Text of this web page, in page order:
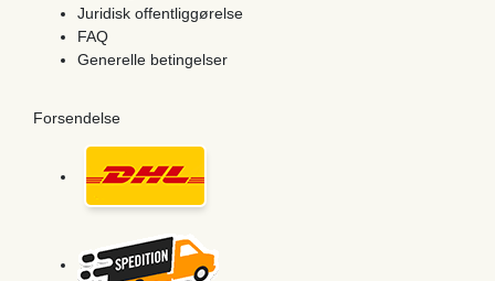
Juridisk offentliggørelse
FAQ
Generelle betingelser
Forsendelse